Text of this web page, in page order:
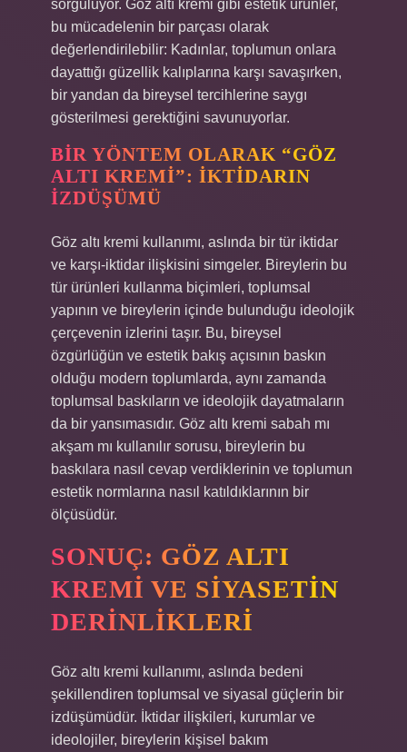
sorguluyor. Göz altı kremi gibi estetik ürünler,
bu mücadelenin bir parçası olarak
değerlendirilebilir: Kadınlar, toplumun onlara
dayattığı güzellik kalıplarına karşı savaşırken,
bir yandan da bireysel tercihlerine saygı
gösterilmesi gerektiğini savunuyorlar.
BIR YÖNTEM OLARAK “GÖZ
ALTI KREMI”: İKTIDARIN
İZDÜŞÜMÜ
Göz altı kremi kullanımı, aslında bir tür iktidar
ve karşı-iktidar ilişkisini simgeler. Bireylerin bu
tür ürünleri kullanma biçimleri, toplumsal
yapının ve bireylerin içinde bulunduğu ideolojik
çerçevenin izlerini taşır. Bu, bireysel
özgürlüğün ve estetik bakış açısının baskın
olduğu modern toplumlarda, aynı zamanda
toplumsal baskıların ve ideolojik dayatmaların
da bir yansımasıdır. Göz altı kremi sabah mı
akşam mı kullanılır sorusu, bireylerin bu
baskılara nasıl cevap verdiklerinin ve toplumun
estetik normlarına nasıl katıldıklarının bir
ölçüsüdür.
SONUÇ: GÖZ ALTI
KREMI VE SIYASETIN
DERINLIKLERI
Göz altı kremi kullanımı, aslında bedeni
şekillendiren toplumsal ve siyasal güçlerin bir
izdüşümüdür. İktidar ilişkileri, kurumlar ve
ideolojiler, bireylerin kişisel bakım